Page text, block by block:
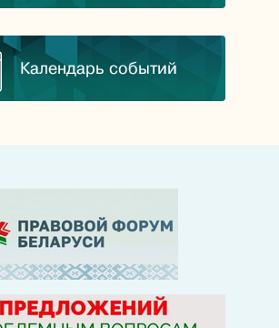
Календарь событий